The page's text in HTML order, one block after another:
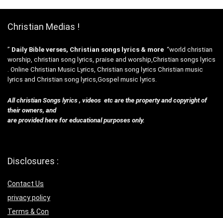
Christian Medias !
” Daily Bible verses, Christian songs lyrics & more “world christian
worship, christian song lyrics, praise and worship,Christian songs lyrics
. Online Christian Music Lyrics, Christian song lyrics Christian music
lyrics and Christian song lyrics,Gospel music lyrics.
All christian Songs lyrics , videos etc are the property and copyright of
their owners, and
are provided here for educational purposes only.
Disclosures :
Contact Us
privacy policy
Terms & Con